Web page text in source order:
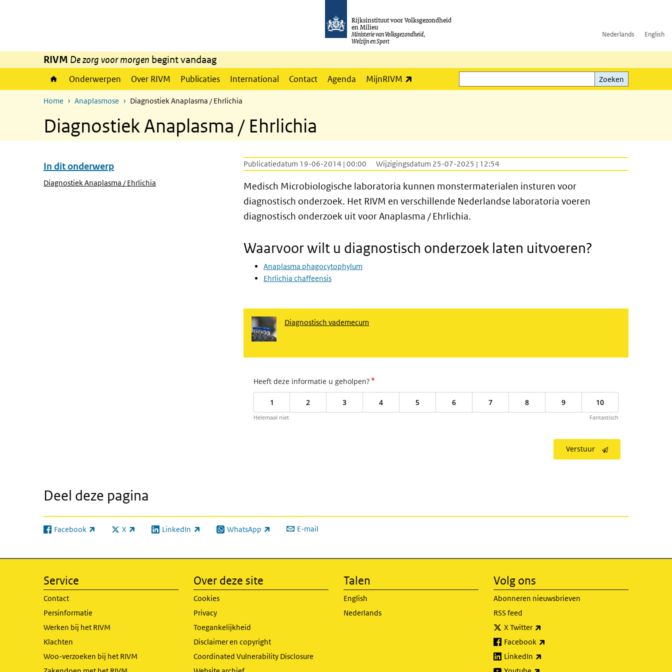
Rijksinstituut voor Volksgezondheid
en Milieu
Ministerie van Volksgezondheid,
Welzijn en Sport
Nederlands English
RIVM De zorg voor morgen begint vandaag
Onderwerpen Over RIVM Publicaties International Contact Agenda MijnRIVM
Zoeken
Zoeken
Home Anaplasmose Diagnostiek Anaplasma / Ehrlichia
Diagnostiek Anaplasma / Ehrlichia
Overslaan menu In dit onderwerp
In dit onderwerp
Diagnostiek Anaplasma / Ehrlichia
Publicatiedatum 19-06-2014 | 00:00 Wijzigingsdatum 25-07-2025 | 12:54
Medisch Microbiologische laboratoria kunnen monstermaterialen insturen voor
diagnostisch onderzoek. Het RIVM en verschillende Nederlandse laboratoria voeren
diagnostisch onderzoek uit voor Anaplasma / Ehrlichia.
Waarvoor wilt u diagnostisch onderzoek laten uitvoeren?
Anaplasma phagocytophylum
Ehrlichia chaffeensis
Diagnostisch vademecum
Heeft deze informatie u geholpen?*
1 2 3 4 5 6 7 8 9 10
Helemaal niet Fantastisch
Verstuur
Deel deze pagina
Facebook
(externe link) X
(externe link) LinkedIn
(externe link) WhatsApp
(externe link) E-mail
Service
Contact
Persinformatie
Werken bij het RIVM
Klachten
Woo-verzoeken bij het RIVM
Over deze site
Cookies
Privacy
Toegankelijkheid
Disclaimer en copyright
Coordinated Vulnerability Disclosure
Talen
English
Nederlands
Volg ons
Abonneren nieuwsbrieven
RSS feed
X Twitter
Facebook
LinkedIn